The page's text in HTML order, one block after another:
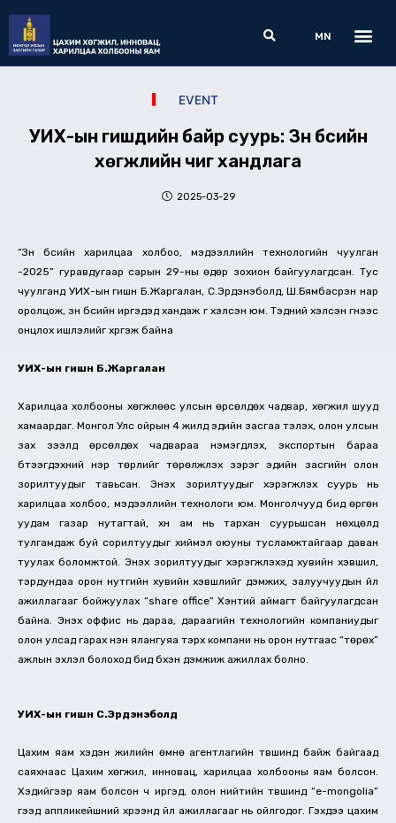
content
Search
MN
EVENT
УИХ-ын гишүүдийн байр суурь: Зүүн бүсийн
хөгжлийн чиг хандлага
2025-03-29
“Зүүн бүсийн харилцаа холбоо, мэдээллийн технологийн чуулган
-2025” гуравдугаар сарын 29-ны өдөр зохион байгуулагдсан. Тус
чуулганд УИХ-ын гишүүн Б.Жаргалан, С.Эрдэнэболд, Ш.Бямбасүрэн нар
оролцож, зүүн бүсийн иргэдэд хандаж үг хэлсэн юм. Тэдний хэлсэн үгнээс
онцлох ишлэлийг хүргэж байна
УИХ-ын гишүүн Б.Жаргалан
Харилцаа холбооны хөгжлөөс улсын өрсөлдөх чадвар, хөгжил шууд
хамаардаг. Монгол Улс ойрын 4 жилд эдийн засгаа тэлэх, олон улсын
зах зээлд өрсөлдөх чадвараа нэмэгдүүлэх, экспортын бараа
бүтээгдэхүүний нэр төрлийг төрөлжүүлэх зэрэг эдийн засгийн олон
зорилтуудыг тавьсан. Энэхүү зорилтуудыг хэрэгжүүлэх суурь нь
харилцаа холбоо, мэдээллийн технологи юм. Монголчууд бид өргөн
уудам газар нутагтай, хүн ам нь тархан суурьшсан нөхцөлд
тулгамдаж буй сорилтуудыг хиймэл оюуны тусламжтайгаар даван
туулах боломжтой. Энэхүү зорилтуудыг хэрэгжүүлэхэд хувийн хэвшил,
тэрдундаа орон нутгийн хувийн хэвшлийг дэмжих, залуучуудын үйл
ажиллагааг бойжуулах “share office” Хэнтий аймагт байгуулагдсан
байна. Энэхүү оффис нь дараа, дараагийн технологийн компаниудыг
олон улсад гарах нэн ялангуяа тэрхүү компани нь орон нутгаас “төрөх”
ажлын эхлэл болоход бид бүхэн дэмжиж ажиллах болно.
УИХ-ын гишүүн С.Эрдэнэболд
Цахим яам хэдэн жилийн өмнө агентлагийн түвшинд байж байгаад
саяхнаас Цахим хөгжил, инновац, харилцаа холбооны яам болсон.
Хэдийгээр яам болсон ч иргэд, олон нийтийн түвшинд “e-mongolia”
гээд аппликейшний хүрээнд үйл ажиллагааг нь ойлгодог. Гэхдээ цахим